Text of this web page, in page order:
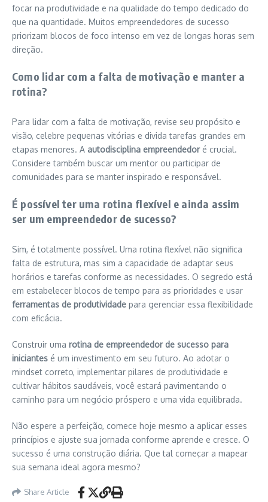
focar na produtividade e na qualidade do tempo dedicado do
que na quantidade. Muitos empreendedores de sucesso
priorizam blocos de foco intenso em vez de longas horas sem
direção.
Como lidar com a falta de motivação e manter a
rotina?
Para lidar com a falta de motivação, revise seu propósito e
visão, celebre pequenas vitórias e divida tarefas grandes em
etapas menores. A autodisciplina empreendedoré crucial.
Considere também buscar um mentor ou participar de
comunidades para se manter inspirado e responsável.
É possível ter uma rotina flexível e ainda assim
ser um empreendedor de sucesso?
Sim, é totalmente possível. Uma rotina flexível não significa
falta de estrutura, mas sim a capacidade de adaptar seus
horários e tarefas conforme as necessidades. O segredo está
em estabelecer blocos de tempo para as prioridades e usar
ferramentas de produtividade para gerenciar essa flexibilidade
com eficácia.
Construir uma rotina de empreendedor de sucesso para
iniciantes é um investimento em seu futuro. Ao adotar o
mindset correto, implementar pilares de produtividade e
cultivar hábitos saudáveis, você estará pavimentando o
caminho para um negócio próspero e uma vida equilibrada.
Não espere a perfeição, comece hoje mesmo a aplicar esses
princípios e ajuste sua jornada conforme aprende e cresce. O
sucesso é uma construção diária. Que tal começar a mapear
sua semana ideal agora mesmo?
Share Article